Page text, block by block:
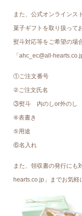
また、公式オンラインス
菓子ギフトを取り扱って
熨斗対応等をご希望の場
「ahc_ec@all-
①ご注文番号
②ご注文氏名
③熨斗 内のしor外のし
④表書き
⑤用途
⑥名入れ
また、領収書の発行にも
hearts.co.jp」までお気軽